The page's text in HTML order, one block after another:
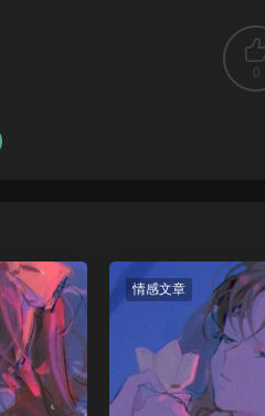
0
情感文章